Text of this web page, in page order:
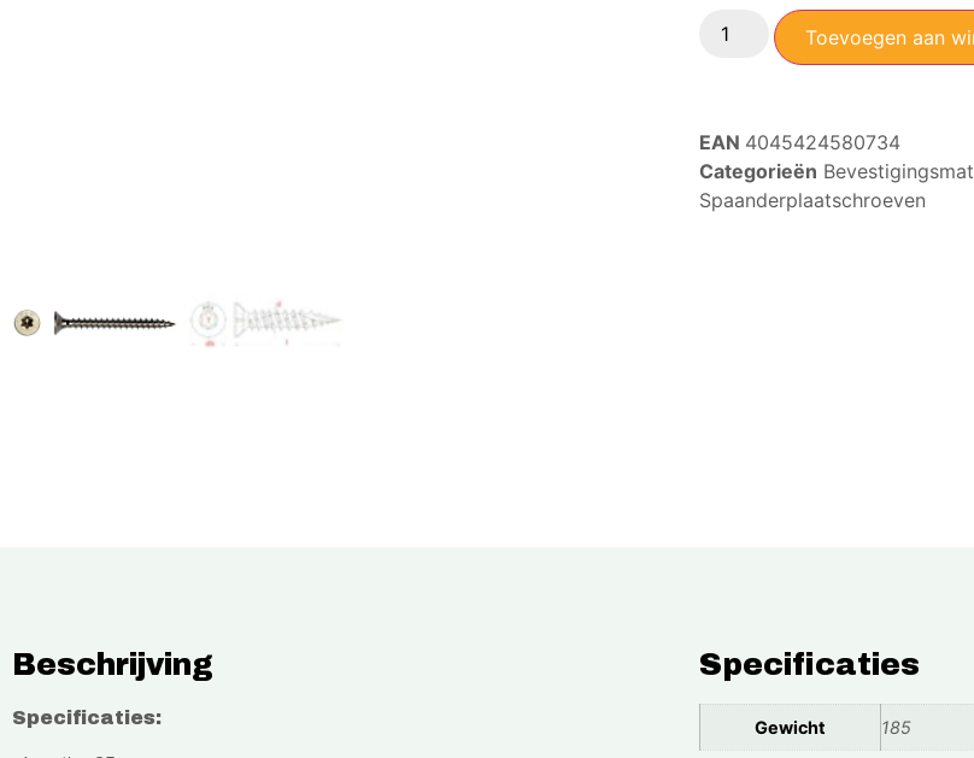
Toevoegen aan
EAN 4045424580734
Categorieën
Spaanderplaatschroeven
Beschrijving
Specificaties:
Specificaties
Gewicht 185